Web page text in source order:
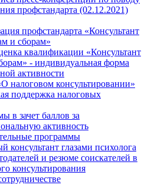
профстандарта (02.12.2021)
профстандарта «Консультант
и сборам»
квалификации «Консультант
- индивидуальная форма
активности
налоговом консультировании»
поддержка налоговых
в зачет баллов за
активность
программы
консультант глазами психолога
и резюме соискателей в
консультирования